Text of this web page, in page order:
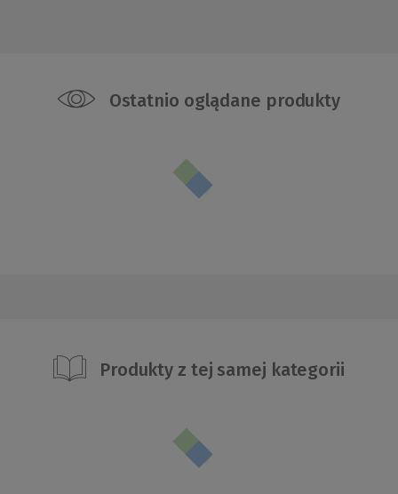
Ostatnio oglądane produkty
Produkty z tej samej kategorii